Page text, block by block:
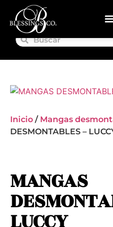
Inicio / Mangas
DESMONTABLES –
MANGAS